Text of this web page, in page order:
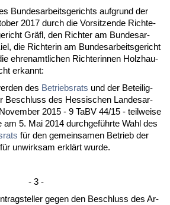
Bun­des­ar­beits­ge­richts auf­grund der
2017 durch die Vor­sit­zen­de Rich­te­
Gräfl, den Rich­ter am Bun­des­ar­
die Rich­te­rin am Bun­des­ar­beits­ge­richt
eh­ren­amt­li­chen Rich­te­rin­nen Holz­hau­
er­kannt:
des Be­triebs­rats und der Be­tei­lig­
Be­schluss des Hes­si­schen Lan­des­ar­
2015 - 9 TaBV 44/15 - teil­wei­se
am 5. Mai 2014 durch­geführ­te Wahl des
für den ge­mein­sa­men Be­trieb der
un­wirk­sam erklärt wur­de.
- 3 -
ge­gen den Be­schluss des Ar­